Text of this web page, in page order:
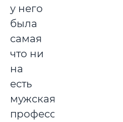
у него
была
самая
что ни
на
есть
мужская
профессия